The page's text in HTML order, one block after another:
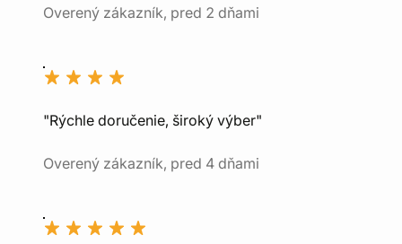
Overený zákazník, pred 2 dňami
"Rýchle doručenie, široký výber"
Overený zákazník, pred 4 dňami